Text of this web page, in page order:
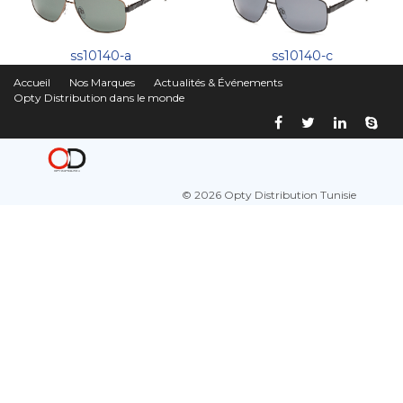
ss10140-a ss10140-c
Accueil Nos Marques
Actualités & Événements
Opty Distribution dans le monde
© 2026 Opty Distribution Tunisie